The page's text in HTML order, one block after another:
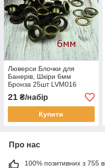
Люверси Блочки для
Банерів, Шкіри 6мм
Бронза 25шт LVМ016
21 ₴/набір
Купити
Про нас
100% позитивних з 755